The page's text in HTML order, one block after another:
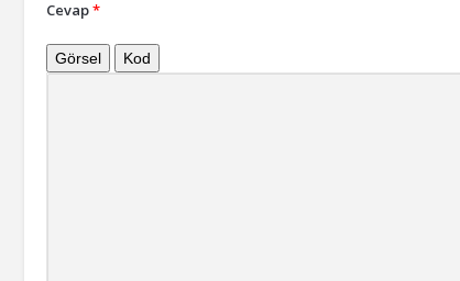
Cevap*
Görsel Kod